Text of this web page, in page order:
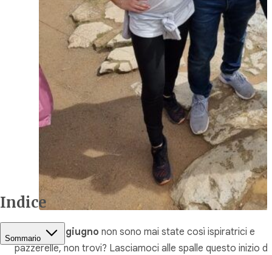
ferie in giugno non sono mai state così ispiratrici e
pazzerelle, non trovi? Lasciamoci alle spalle questo inizio di
Indice
Sommario